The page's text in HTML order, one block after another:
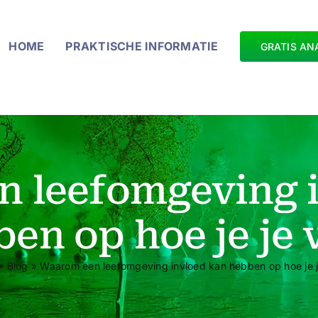
HOME PRAKTISCHE INFORMATIE GRATIS
leefomgeving
op hoe je je
Blog»Waarom een leefomgeving invloed kan hebben op hoe je